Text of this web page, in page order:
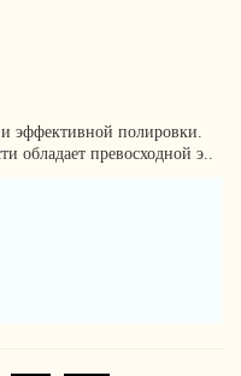
эффективной полировки.
обладает превосходной э..